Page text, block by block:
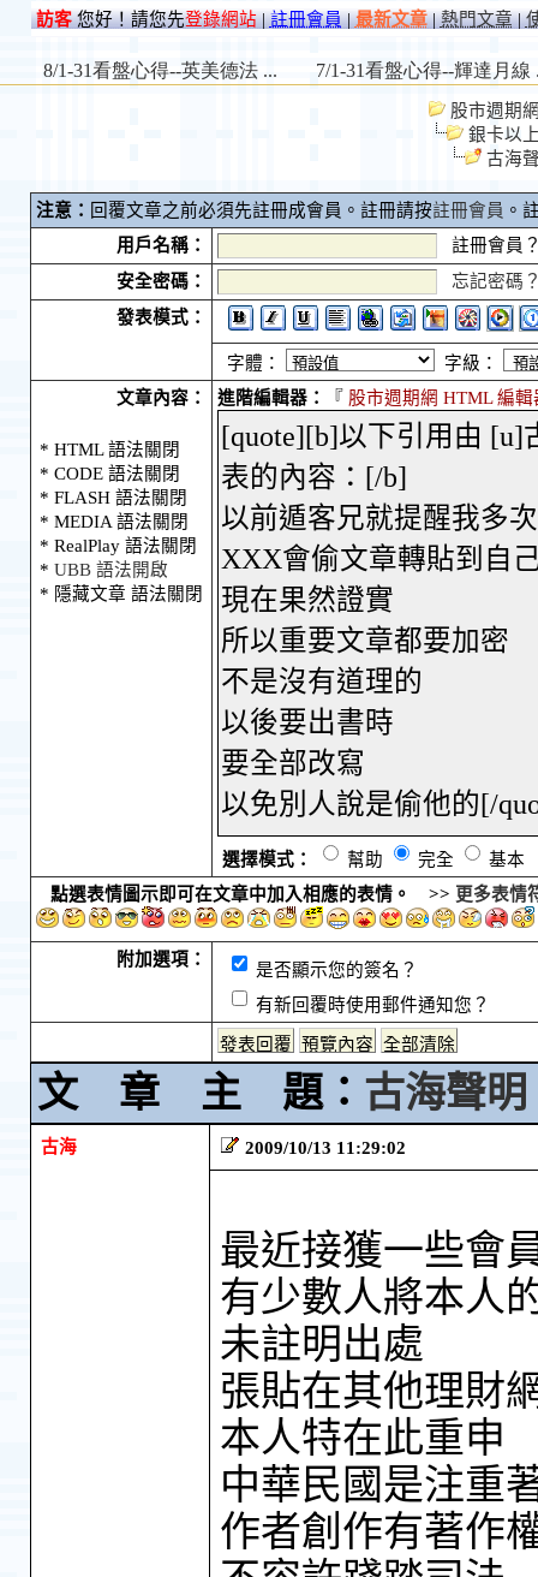
訪客您好！請您先登錄網站|註冊會員|最新文章|熱門文章|
股市週期
銀卡以
古海
注意： 回覆文章之前必須先註冊成會員。註冊請按註冊會員 。
用戶名稱：
註冊會員
安全密碼：
忘記密碼
發表模式：
字體：
字級：
文章內容：
* HTML 語法關閉
* CODE 語法關閉
* FLASH 語法關閉
* MEDIA 語法關閉
* RealPlay 語法關閉
* UBB 語法開啟
* 隱藏文章 語法關閉
進階編輯器： 『 股市週期網 HTML 編輯
選擇模式： 幫助 完全
基
點選表情圖示即可在文章中加入相應的表情。 >> 更多表情
附加選項：
是否顯示您的簽名？
有新回覆時使用郵件通知您？
文 章 主 題： 古海聲明
古海 2009/10/13 11:29:02
最近接獲一些會
有少數人將本人
未註明出處
張貼在其他理財
本人特在此重申
中華民國是注重
作者創作有著作